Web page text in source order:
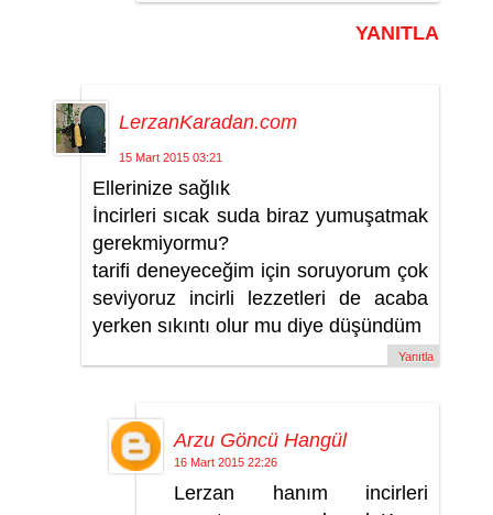
YANITLA
LerzanKaradan.com
15 Mart 2015 03:21
Ellerinize sağlık
İncirleri sıcak suda biraz yumuşatmak
gerekmiyormu?
tarifi deneyeceğim için soruyorum çok
seviyoruz incirli lezzetleri de acaba
yerken sıkıntı olur mu diye düşündüm
Yanıtla
Arzu Göncü Hangül
16 Mart 2015 22:26
Lerzan hanım incirleri